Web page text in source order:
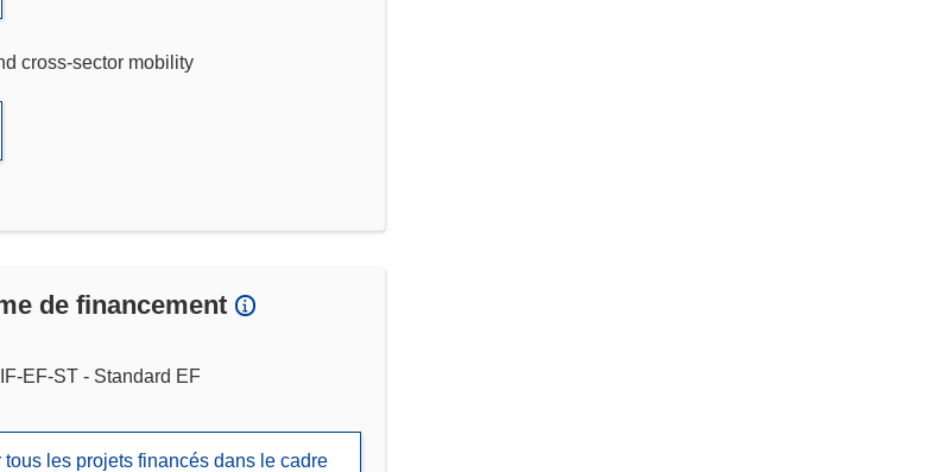
cross-sector mobility
de financement
EF-ST - Standard EF
tous les projets financés dans le cadre